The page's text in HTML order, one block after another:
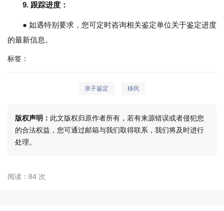
9. 跟踪进度 ：
● 如遇特别要求，您可定时咨询相关鉴定单位关于鉴定进度
的最新信息。
标签：
亲子鉴定 移民
版权声明： 此文版权归原作者所有，若有来源错误或者侵犯您
的合法权益，您可通过邮箱与我们取得联系，我们将及时进行
处理。
阅读：84 次